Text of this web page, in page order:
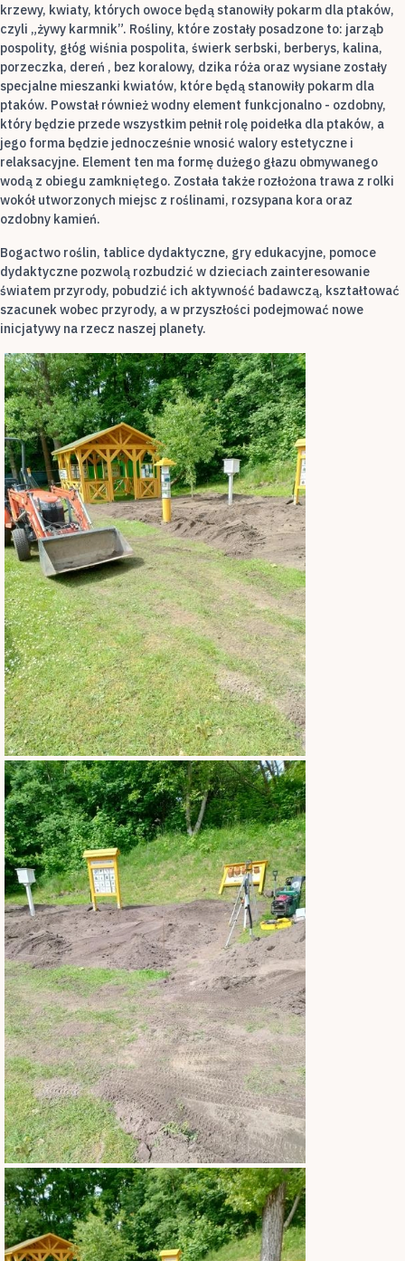
krzewy, kwiaty, których owoce będą stanowiły pokarm dla ptaków,
czyli „żywy karmnik”. Rośliny, które zostały posadzone to: jarząb
pospolity, głóg wiśnia pospolita, świerk serbski, berberys, kalina,
porzeczka, dereń , bez koralowy, dzika róża oraz wysiane zostały
specjalne mieszanki kwiatów, które będą stanowiły pokarm dla
ptaków. Powstał również wodny element funkcjonalno - ozdobny,
który będzie przede wszystkim pełnił rolę poidełka dla ptaków, a
jego forma będzie jednocześnie wnosić walory estetyczne i
relaksacyjne. Element ten ma formę dużego głazu obmywanego
wodą z obiegu zamkniętego. Została także rozłożona trawa z rolki
wokół utworzonych miejsc z roślinami, rozsypana kora oraz
ozdobny kamień.
Bogactwo roślin, tablice dydaktyczne, gry edukacyjne, pomoce
dydaktyczne pozwolą rozbudzić w dzieciach zainteresowanie
światem przyrody, pobudzić ich aktywność badawczą, kształtować
szacunek wobec przyrody, a w przyszłości podejmować nowe
inicjatywy na rzecz naszej planety.